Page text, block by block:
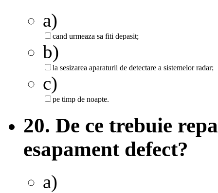
a)
cand urmeaza sa fiti depasit;
b)
la sesizarea aparaturii de detectare a sistemelor radar;
c)
pe timp de noapte.
20. De ce trebuie
esapament defect?
a)